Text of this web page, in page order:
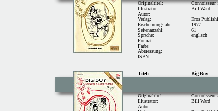
Originaltitel:
Illustrator:
Autor:
Verlag:
Connoisseur
Bill Ward
Eros
Erscheinungsjahr:
Seitenanzahl:
Sprache:
Format:
Farbe:
Abmessung:
ISBN:
1972
61
englisch
Titel: Big Boy
Originaltitel:
Illustrator:
Autor:
Connoisseur
Bill Ward